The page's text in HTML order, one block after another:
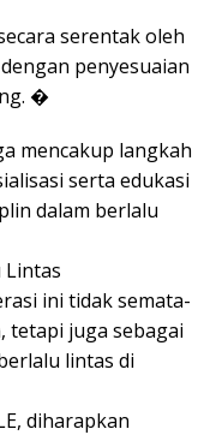
serentak oleh
penyesuaian
�
mencakup langkah
serta edukasi
dalam berlalu
Lintas
ini tidak semata-
tetapi juga sebagai
lintas di
diharapkan